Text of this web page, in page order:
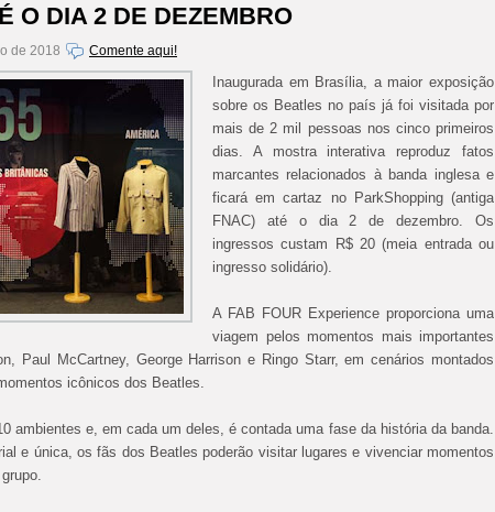
O DIA 2 DE DEZEMBRO
de 2018 Comente aqui!
Inaugurada em Brasília, a maior exposição
sobre os Beatles no país já foi visitada por
mais de 2 mil pessoas nos cinco primeiros
dias. A mostra interativa reproduz fatos
marcantes relacionados à banda inglesa e
ficará em cartaz no ParkShopping (antiga
FNAC) até o dia 2 de dezembro. Os
ingressos custam R$ 20 (meia entrada ou
ingresso solidário).
A FAB FOUR Experience proporciona uma
viagem pelos momentos mais importantes
Paul McCartney, George Harrison e Ringo Starr, em cenários montados
icônicos dos Beatles.
ambientes e, em cada um deles, é contada uma fase da história da banda.
e única, os fãs dos Beatles poderão visitar lugares e vivenciar momentos